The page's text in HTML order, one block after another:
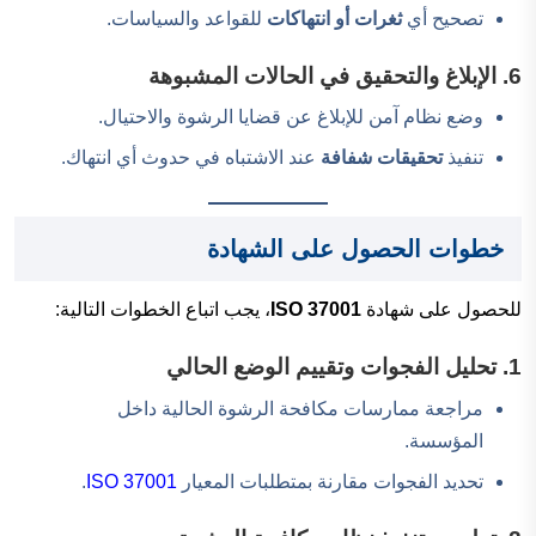
تصحيح أيثغرات أو انتهاكات للقواعد والسياسات.
6. الإبلاغ والتحقيق في الحالات المشبوهة
وضع نظام آمن للإبلاغ عن قضايا الرشوة والاحتيال.
تنفيذتحقيقات شفافة عند الاشتباه في حدوث أي انتهاك.
خطوات الحصول على الشهادة
للحصول على شهادة ISO 37001 ، يجب اتباع الخطوات التالية:
1. تحليل الفجوات وتقييم الوضع الحالي
مراجعة ممارسات مكافحة الرشوة الحالية داخل
المؤسسة.
تحديد الفجوات مقارنة بمتطلبات المعيار ISO 37001
.